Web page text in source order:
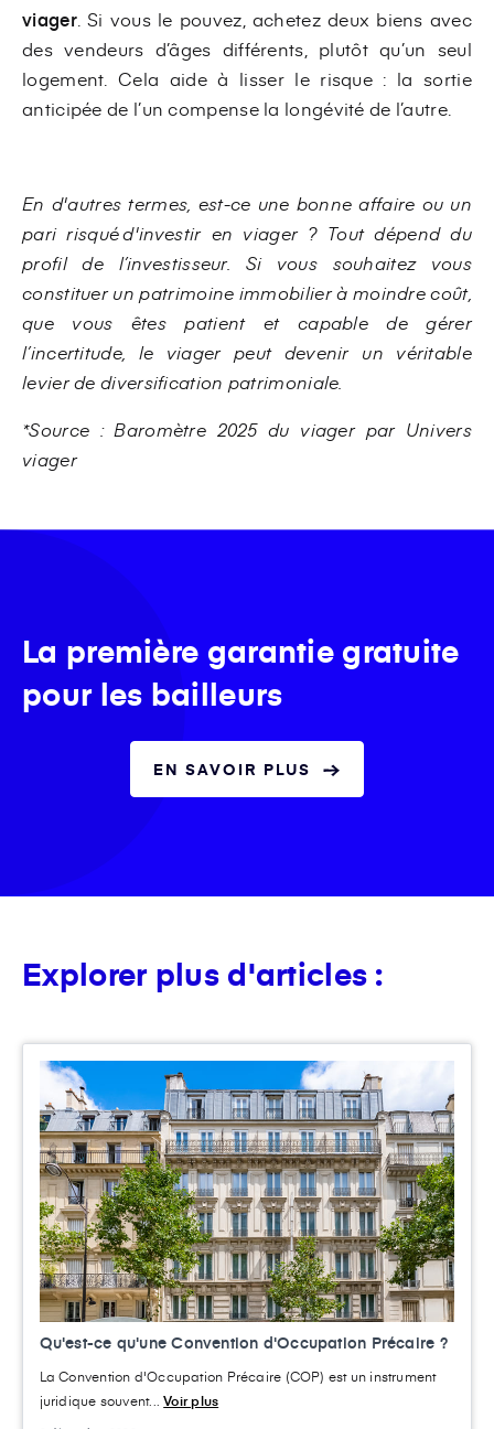
viager. Si vous le pouvez, achetez deux biens avec
des vendeurs d’âges différents, plutôt qu’un seul
logement. Cela aide à lisser le risque : la sortie
anticipée de l’un compense la longévité de l’autre.
En d'autres termes, est-ce une bonne affaire ou un
pari risqué d'investir en viager ? Tout dépend du
profil de l’investisseur. Si vous souhaitez vous
constituer un patrimoine immobilier à moindre coût,
que vous êtes patient et capable de gérer
l’incertitude, le viager peut devenir un véritable
levier de diversification patrimoniale.
*Source : Baromètre 2025 du viager par Univers
viager
La première garantie gratuite
pour les bailleurs
EN SAVOIR PLUS
Explorer plus d'articles :
Qu'est-ce qu'une Convention d'Occupation Précaire ?
La Convention d'Occupation Précaire (COP) est un instrument
juridique souvent...Voir plus